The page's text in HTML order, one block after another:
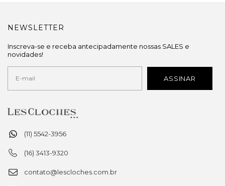
(11) 5542-3956
(16) 3413-9320
contato@lescloches.com.br
NEWSLETTER
Inscreva-se e receba antecipadamente nossas SALES e
novidades!